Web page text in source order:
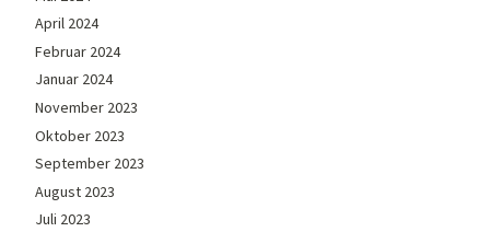
April 2024
Februar 2024
Januar 2024
November 2023
Oktober 2023
September 2023
August 2023
Juli 2023